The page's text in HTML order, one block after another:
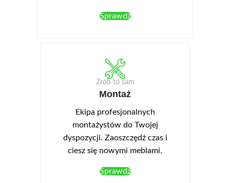
Sprawdź
Zrób to sam
Montaż
Ekipa profesjonalnych
montażystów do Twojej
dyspozycji. Zaoszczędź czas i
ciesz się nowymi meblami.
Sprawdź